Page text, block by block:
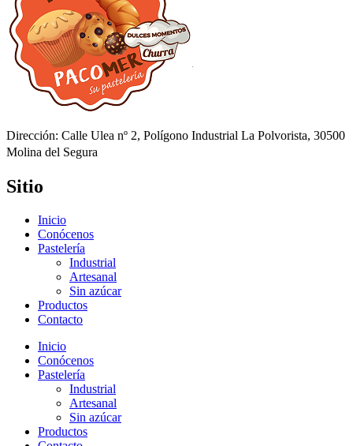
Dirección: Calle Ulea nº 2, Polígono Industrial La Polvorista, 30500
Molina del Segura
Sitio
Inicio
Conócenos
Pastelería
Industrial
Artesanal
Sin azúcar
Productos
Contacto
Inicio
Conócenos
Pastelería
Industrial
Artesanal
Sin azúcar
Productos